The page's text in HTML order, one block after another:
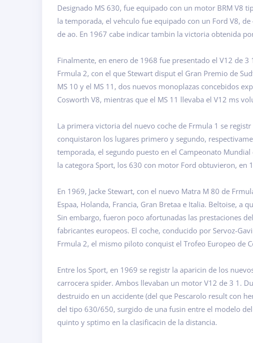
Designado MS 630, fue equipado con un motor BRM V8
la temporada, el vehculo fue equipado con un Ford V8,
de ao. En 1967 cabe indicar tambin la victoria obtenida
Finalmente, en enero de 1968 fue presentado el V12 de
Frmula 2, con el que Stewart disput el Gran Premio de
MS 10 y el MS 11, dos nuevos monoplazas concebidos
Cosworth V8, mientras que el MS 11 llevaba el V12 ms
La primera victoria del nuevo coche de Frmula 1 se
conquistaron los lugares primero y segundo,
temporada, el segundo puesto en el Campeonato
la categora Sport, los 630 con motor Ford obtuvieron, en
En 1969, Jacke Stewart, con el nuevo Matra M 80 de
Espaa, Holanda, Francia, Gran Bretaa e Italia. Beltoise, a
Sin embargo, fueron poco afortunadas las prestaciones
fabricantes europeos. El coche, conducido por Servoz-
Frmula 2, el mismo piloto conquist el Trofeo Europeo de
Entre los Sport, en 1969 se registr la aparicin de los
carrocera spider. Ambos llevaban un motor V12 de 3 1.
destruido en un accidente (del que Pescarolo result con
del tipo 630/650, surgido de una fusin entre el modelo
quinto y sptimo en la clasificacin de la distancia.